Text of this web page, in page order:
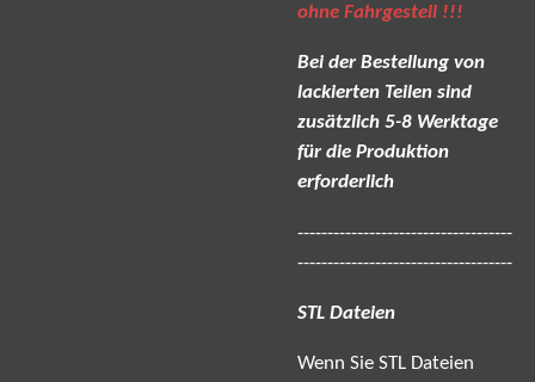
ohne Fahrgestell !!!
Bei der Bestellung von
lackierten Teilen sind
zusätzlich 5-8 Werktage
für die Produktion
erforderlich
------------------------------------
------------------------------------
STL Dateien
Wenn Sie STL Dateien